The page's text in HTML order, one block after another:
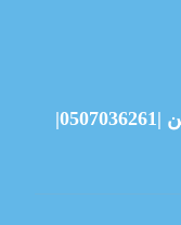
شركة تعقيم منازل في ام القيوين |0507036261|